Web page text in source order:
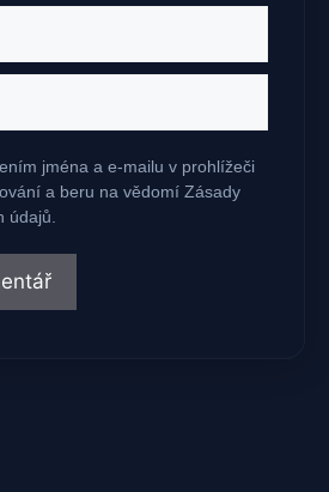
jména a e-mailu v prohlížeči
a beru na vědomí Zásady
údajů.